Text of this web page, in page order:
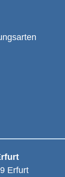
Erfurt